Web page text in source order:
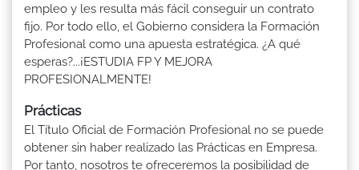
empleo y les resulta más fácil conseguir un contrato
fijo. Por todo ello, el Gobierno considera la Formación
Profesional como una apuesta estratégica. ¿A qué
esperas?...¡ESTUDIA FP Y MEJORA
PROFESIONALMENTE!
Prácticas
El Título Oficial de Formación Profesional no se puede
obtener sin haber realizado las Prácticas en Empresa.
Por tanto, nosotros te ofreceremos la posibilidad de